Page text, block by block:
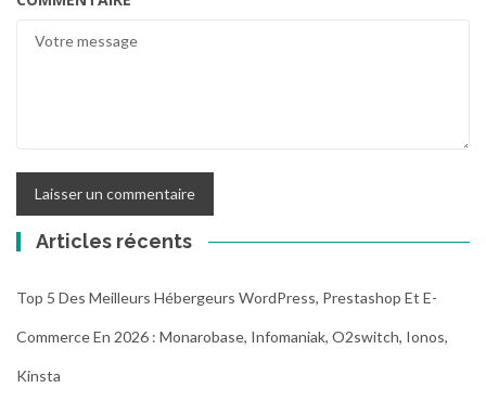
Articles récents
Top 5 Des Meilleurs Hébergeurs WordPress, Prestashop Et E-
Commerce En 2026 : Monarobase, Infomaniak, O2switch, Ionos,
Kinsta